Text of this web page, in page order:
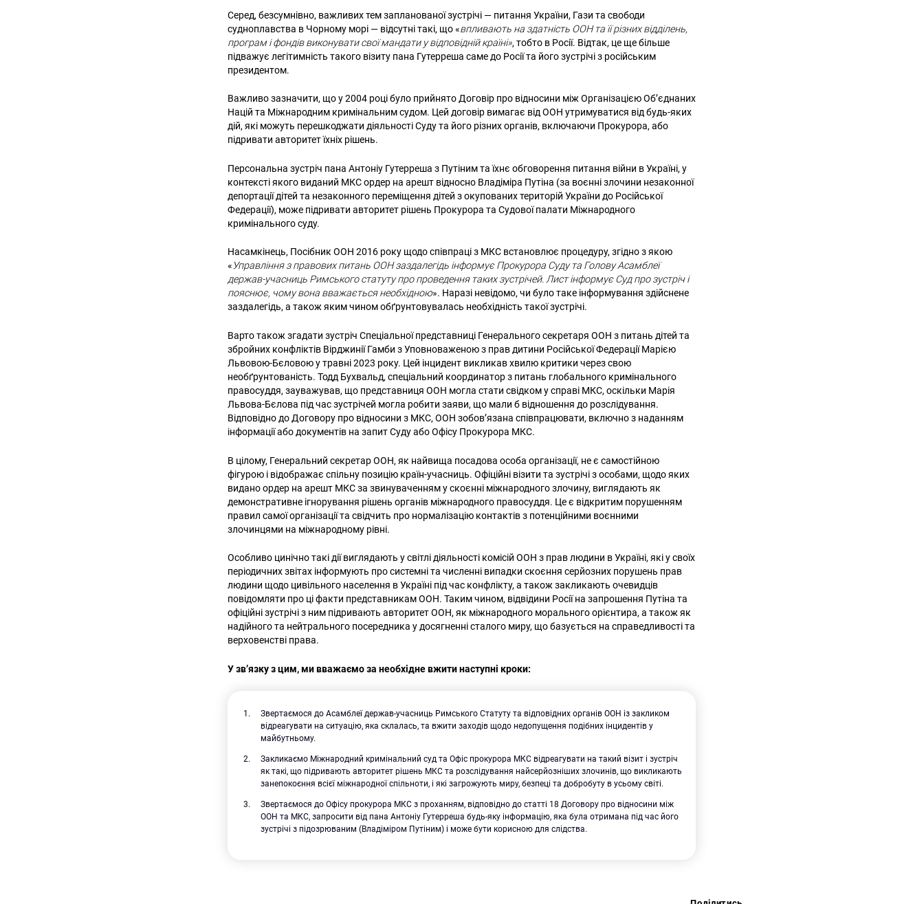
Серед, безсумнівно, важливих тем запланованої зустрічі — питання України, Гази та свободи
судноплавства в Чорному морі — відсутні такі, що «впливають на здатність ООН та її різних відділень,
програм і фондів виконувати свої мандати у відповідній країні», тобто в Росії. Відтак, це ще більше
підважує легітимність такого візиту пана Гутерреша саме до Росії та його зустрічі з російським
президентом.
Важливо зазначити, що у 2004 році було прийнято Договір про відносини між Організацією Об’єднаних
Націй та Міжнародним кримінальним судом. Цей договір вимагає від ООН утримуватися від будь-яких
дій, які можуть перешкоджати діяльності Суду та його різних органів, включаючи Прокурора, або
підривати авторитет їхніх рішень.
Персональна зустріч пана Антоніу Гутерреша з Путіним та їхнє обговорення питання війни в Україні, у
контексті якого виданий МКС ордер на арешт відносно Владіміра Путіна (за воєнні злочини незаконної
депортації дітей та незаконного переміщення дітей з окупованих територій України до Російської
Федерації), може підривати авторитет рішень Прокурора та Судової палати Міжнародного
кримінального суду.
Насамкінець, Посібник ООН 2016 року щодо співпраці з МКС встановлює процедуру, згідно з якою
«Управління з правових питань ООН заздалегідь інформує Прокурора Суду та Голову Асамблеї
держав-учасниць Римського статуту про проведення таких зустрічей. Лист інформує Суд про зустріч і
пояснює, чому вона вважається необхідною». Наразі невідомо, чи було таке інформування здійснене
заздалегідь, а також яким чином обґрунтовувалась необхідність такої зустрічі.
Варто також згадати зустріч Спеціальної представниці Генерального секретаря ООН з питань дітей та
збройних конфліктів Вірджинії Гамби з Уповноваженою з прав дитини Російської Федерації Марією
Львовою-Бєловою у травні 2023 року. Цей інцидент викликав хвилю критики через свою
необґрунтованість. Тодд Бухвальд, спеціальний координатор з питань глобального кримінального
правосуддя, зауважував, що представниця ООН могла стати свідком у справі МКС, оскільки Марія
Львова-Бєлова під час зустрічей могла робити заяви, що мали б відношення до розслідування.
Відповідно до Договору про відносини з МКС, ООН зобов’язана співпрацювати, включно з наданням
інформації або документів на запит Суду або Офісу Прокурора МКС.
В цілому, Генеральний секретар ООН, як найвища посадова особа організації, не є самостійною
фігурою і відображає спільну позицію країн-учасниць. Офіційні візити та зустрічі з особами, щодо яких
видано ордер на арешт МКС за звинуваченням у скоєнні міжнародного злочину, виглядають як
демонстративне ігнорування рішень органів міжнародного правосуддя. Це є відкритим порушенням
правил самої організації та свідчить про нормалізацію контактів з потенційними воєнними
злочинцями на міжнародному рівні.
Особливо цинічно такі дії виглядають у світлі діяльності комісій ООН з прав людини в Україні, які у своїх
періодичних звітах інформують про системні та численні випадки скоєння серйозних порушень прав
людини щодо цивільного населення в Україні під час конфлікту, а також закликають очевидців
повідомляти про ці факти представникам ООН. Таким чином, відвідини Росії на запрошення Путіна та
офіційні зустрічі з ним підривають авторитет ООН, як міжнародного морального орієнтира, а також як
надійного та нейтрального посередника у досягненні сталого миру, що базується на справедливості та
верховенстві права.
У зв’язку з цим, ми вважаємо за необхідне вжити наступні кроки:
Звертаємося до Асамблеї держав-учасниць Римського Статуту та відповідних органів ООН із закликом
відреагувати на ситуацію, яка склалась, та вжити заходів щодо недопущення подібних інцидентів у
майбутньому.
Закликаємо Міжнародний кримінальний суд та Офіс прокурора МКС відреагувати на такий візит і зустріч
як такі, що підривають авторитет рішень МКС та розслідування найсерйозніших злочинів, що викликають
занепокоєння всієї міжнародної спільноти, і які загрожують миру, безпеці та добробуту в усьому світі.
Звертаємося до Офісу прокурора МКС з проханням, відповідно до статті 18 Договору про відносини між
ООН та МКС, запросити від пана Антоніу Гутерреша будь-яку інформацію, яка була отримана під час його
зустрічі з підозрюваним (Владіміром Путіним) і може бути корисною для слідства.